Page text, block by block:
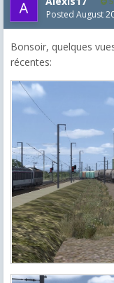
Posted August
Bonsoir, quelques
récentes: